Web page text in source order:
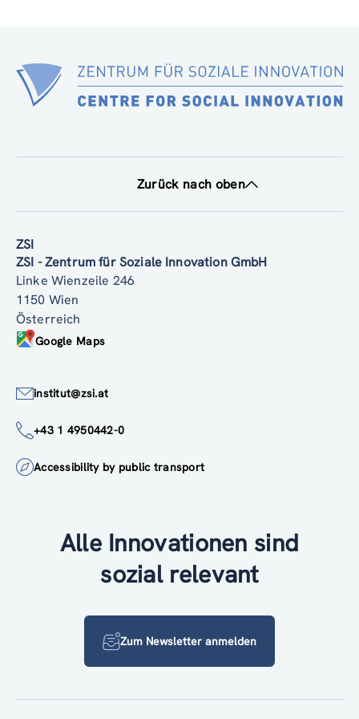
Zurück nach oben
ZSI
ZSI - Zentrum für Soziale Innovation GmbH
Linke Wienzeile 246
1150 Wien
Österreich
Google Maps
institut@zsi.at
+43 1 4950442-0
Accessibility by public transport
Alle Innovationen sind
sozial relevant
Zum Newsletter anmelden